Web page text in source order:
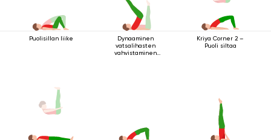
Puolisillan liike
Dynaaminen
vatsalihasten
vahvistaminen
Kriya Corner 2 –
Puoli siltaa